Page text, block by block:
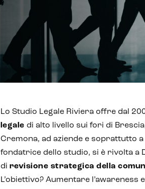
Lo Studio Legale Riviera offre dal
legale di alto livello sui fori di
Cremona, ad aziende e soprattutto
fondatrice dello studio, si è rivolta a
di revisione strategica della
L’obiettivo? Aumentare